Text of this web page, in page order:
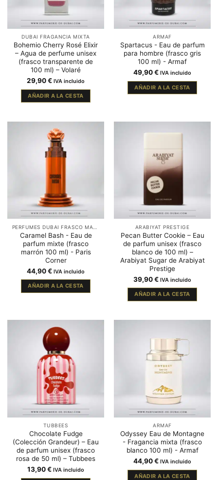
DUBAI FRAGANCIA MIXTA
Bohemio Cherry Rosé Elixir
– Agua de perfume unisex
(frasco transparente de
100 ml) – Volaré
29,90€ IVA incluido
AÑADIR A LA CESTA
ARMAF
Spartacus - Eau de parfum
para hombre (frasco gris
100 ml) - Armaf
49,90€ IVA incluido
AÑADIR A LA CESTA
Caramel Bash - Eau de
parfum mixte (frasco
marrón 100 ml) - Paris
Corner
44,90€ IVA incluido
AÑADIR A LA CESTA
ARABIYAT PRESTIGE
Pecan Butter Cookie – Eau
de parfum unisex (frasco
blanco de 100 ml) –
Arabiyat Sugar de Arabiyat
Prestige
39,90€ IVA incluido
AÑADIR A LA CESTA
TUBBEES
Chocolate Fudge
(Colección Grandeur) – Eau
de parfum unisex (frasco
rosa de 50 ml) – Tubbees
13,90€ IVA incluido
ARMAF
Odyssey Eau de Montagne
- Fragancia mixta (frasco
blanco 100 ml) - Armaf
44,90€ IVA incluido
AÑADIR A LA CESTA